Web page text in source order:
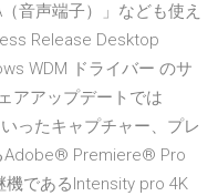
音声端子）」なども使え
Release Desktop
WDM ドライバー のサ
アアップデートでは
ったキャプチャー、プレ
Adobe® Premiere® Pro
機であるIntensity pro 4K